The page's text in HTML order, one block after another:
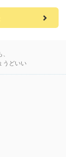
うどいい